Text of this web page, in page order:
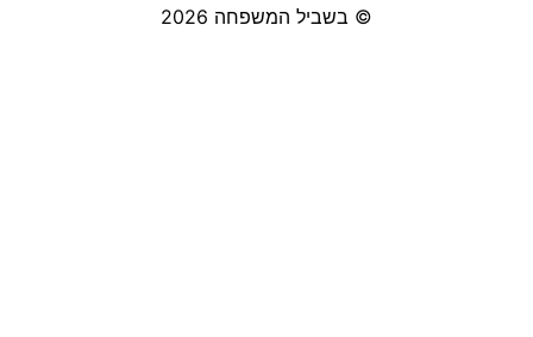
© בשביל המשפחה 2026